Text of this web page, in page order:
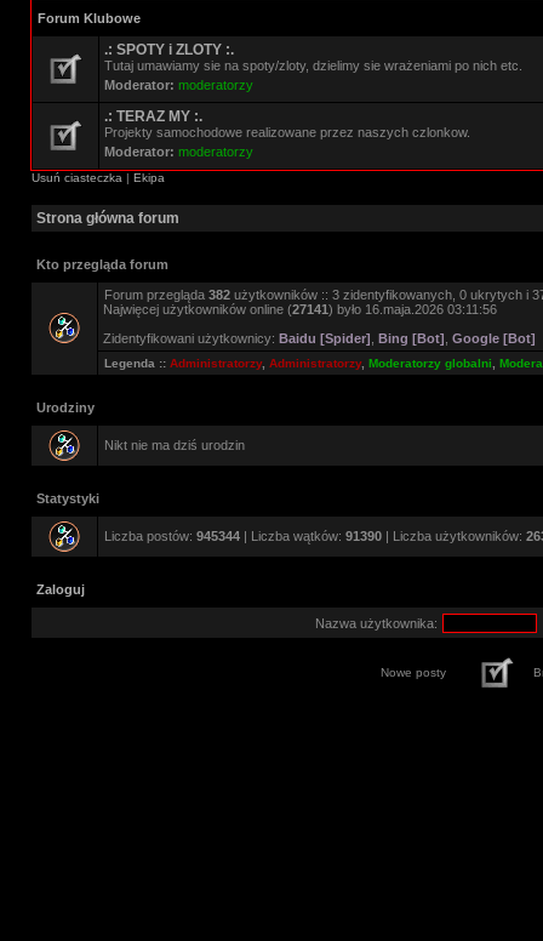
Forum Klubowe
.: SPOTY i ZLOTY :.
Tutaj umawiamy sie na spoty/zloty, dzielimy sie wrażeniami po nich etc.
Moderator: moderatorzy
.: TERAZ MY :.
Projekty samochodowe realizowane przez naszych czlonkow.
Moderator: moderatorzy
Usuń ciasteczka | Ekipa
Strona główna forum
Kto przegląda forum
Forum przegląda 382 użytkowników :: 3 zidentyfikowanych, 0 ukrytych i
Najwięcej użytkowników online (27141) było 16.maja.2026 03:11:56
Zidentyfikowani użytkownicy: Baidu [Spider] Bing [Bot] Google [Bot]
Legenda :: Administratorzy, Administratorzy, Moderatorzy globalni
Urodziny
Nikt nie ma dziś urodzin
Statystyki
Liczba postów: 945344 | Liczba wątków: 91390 | Liczba użytkowników:
Zaloguj
Nazwa użytkownika:
Nowe posty